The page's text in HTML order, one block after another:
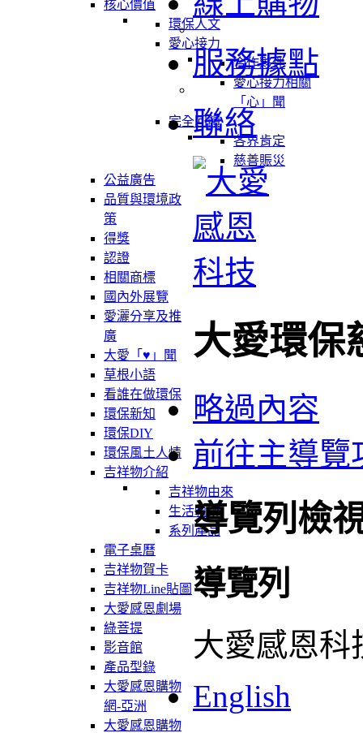
核心價值
環保人文
愛心接力
合作夥伴
愛心接力相關
「心」聞
完全回饋
各界肯定
慈善賑災
公益廣告
品質與環境政
策
得獎
認證
相關商標
國內外展覽
愛灑分享及推
廣
大愛「♥」聞
草根小語
看誰在做環保
環保新知
環保DIY
環保風土人情
吉祥物介紹
吉祥物由來
生活軌跡
系列產品
電子桌曆
吉祥物賀卡
吉祥物Line貼圖
大愛感恩劇場
綠菩提
影音館
產品型錄
大愛感恩購物
網-亞洲
大愛感恩購物
服務據點
聯絡
大愛環保
略過內容
前往主導覽
導覽列檢
導覽列
大愛感恩科
English